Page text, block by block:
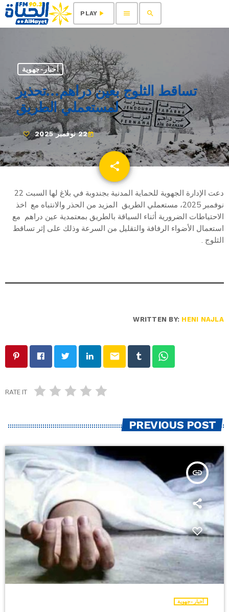
search
menu
play_arrow
PLAY
أخبار-جهوية
تساقط الثلوج بعين دراهم…تحذير
لمستعملي الطريق
today22 نوفمبر 2025
share
email
دعت الإدارة الجهوية للحماية المدنية بجندوبة في بلاغ لها السبت 22
نوفمبر 2025، مستعملي الطريق المزيد من الحذر والانتباه مع اخذ
الاحتياطات الضرورية أثناء السياقة بالطريق بمعتمدية عين دراهم مع
استعمال الأضواء الرفافة والتقليل من السرعة وذلك على إثر تساقط
الثلوج .
WRITTEN BY: HENI NAJLA
email
RATE IT
PREVIOUS POST
insert_link
أخبار-جهوية